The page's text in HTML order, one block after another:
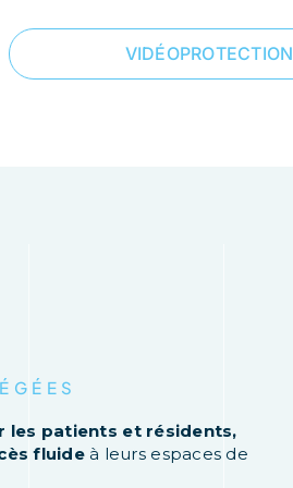
VIDÉOPROTECTION
les patients et résidents,
fluideà leurs espaces de